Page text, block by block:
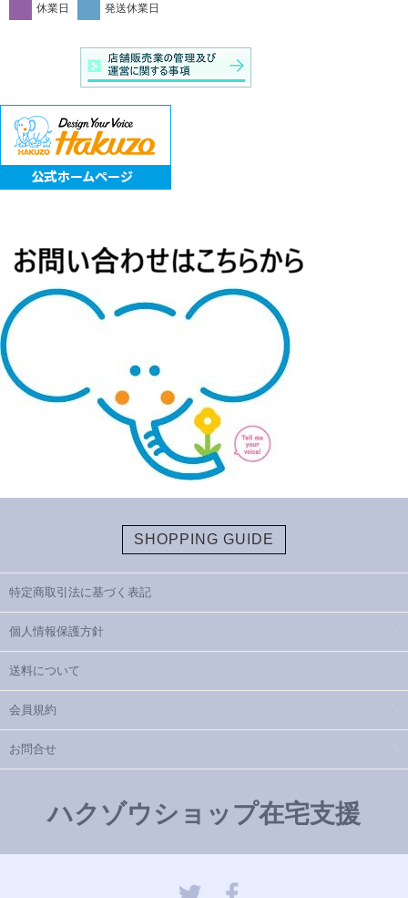
休業日 発送休業日
SHOPPING GUIDE
特定商取引法に基づく表記
個人情報保護方針
送料について
会員規約
お問合せ
ハクゾウショップ在宅支援